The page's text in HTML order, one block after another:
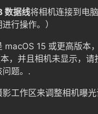
数据线将相机连接到电
行操作。）
macOS 15 或更高版本
，并且相机未显示，请
问题。.
工作区来调整相机曝